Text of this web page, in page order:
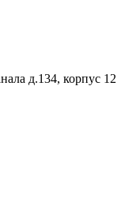
д.134, корпус 12